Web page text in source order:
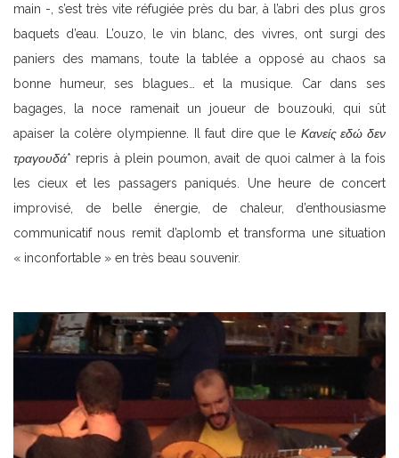
main -, s’est très vite réfugiée près du bar, à l’abri des plus gros
baquets d’eau. L’ouzo, le vin blanc, des vivres, ont surgi des
paniers des mamans, toute la tablée a opposé au chaos sa
bonne humeur, ses blagues… et la musique. Car dans ses
bagages, la noce ramenait un joueur de bouzouki, qui sût
apaiser la colère olympienne. Il faut dire que le Κανείς εδώ δεν
τραγουδά* repris à plein poumon, avait de quoi calmer à la fois
les cieux et les passagers paniqués. Une heure de concert
improvisé, de belle énergie, de chaleur, d’enthousiasme
communicatif nous remit d’aplomb et transforma une situation
« inconfortable » en très beau souvenir.